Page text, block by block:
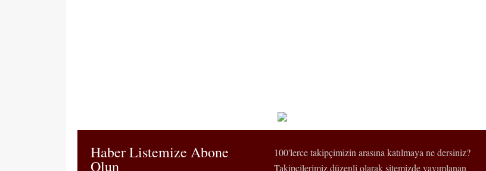
Haber Listemize Abone
Olun
100'lerce takipçimizin arasına katılmaya ne dersiniz?
Takipçilerimiz düzenli olarak sitemizde yayımlanan